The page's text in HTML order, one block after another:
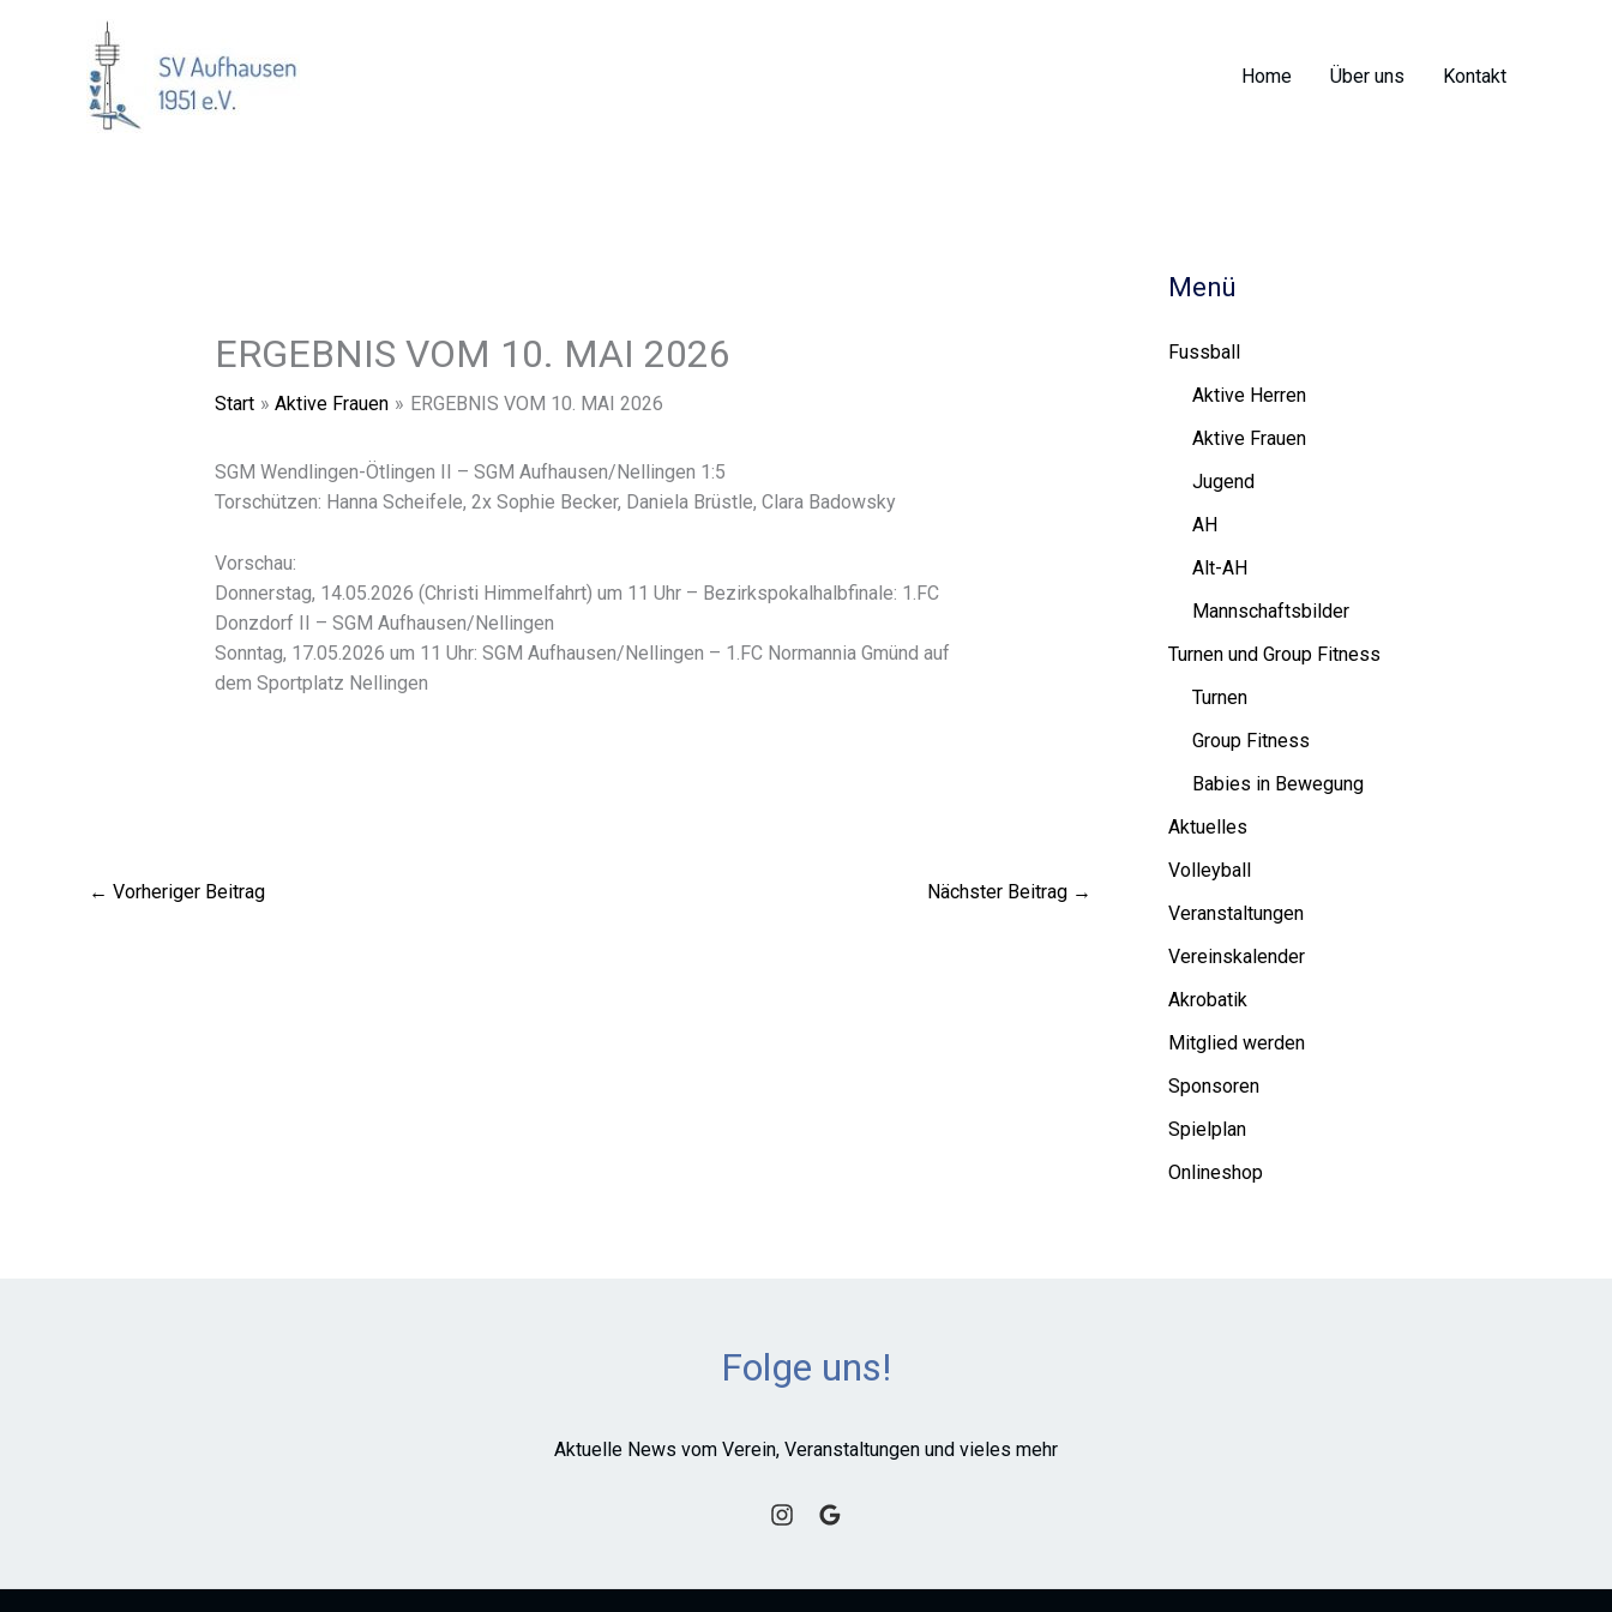
Home Über uns Kontakt
ERGEBNIS VOM 10. MAI 2026
Start Aktive Frauen ERGEBNIS VOM 10. MAI 2026
SGM Wendlingen-Ötlingen II – SGM Aufhausen/Nellingen 1:5
Torschützen: Hanna Scheifele, 2x Sophie Becker, Daniela Brüstle, Clara Badowsky
Vorschau:
Donnerstag, 14.05.2026 (Christi Himmelfahrt) um 11 Uhr – Bezirkspokalhalbfinale: 1.FC
Donzdorf II – SGM Aufhausen/Nellingen
Sonntag, 17.05.2026 um 11 Uhr: SGM Aufhausen/Nellingen – 1.FC Normannia Gmünd auf
dem Sportplatz Nellingen
← Vorheriger Beitrag Nächster Beitrag →
Menü
Fussball
Aktive Herren
Aktive Frauen
Jugend
AH
Alt-AH
Mannschaftsbilder
Turnen und Group Fitness
Turnen
Group Fitness
Babies in Bewegung
Aktuelles
Volleyball
Veranstaltungen
Vereinskalender
Akrobatik
Mitglied werden
Sponsoren
Spielplan
Onlineshop
Folge uns!
Aktuelle News vom Verein, Veranstaltungen und vieles mehr